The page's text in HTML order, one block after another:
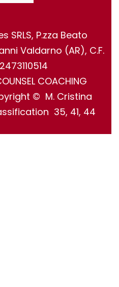
SRLS, P.zza Beato
Valdarno (AR), C.F.
COACHING
© M. Cristina
35, 41, 44